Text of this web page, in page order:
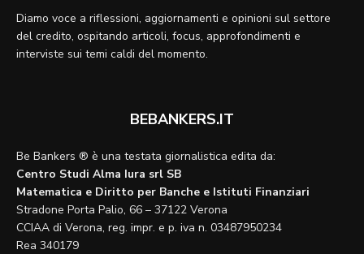
Diamo voce a riflessioni, aggiornamenti e opinioni sul settore
del credito, ospitando articoli, focus, approfondimenti e
interviste sui temi caldi del momento.
BEBANKERS.IT
Be Bankers ® è una testata giornalistica edita da:
Centro Studi Alma Iura srl SB
Matematica e Diritto per Banche e Istituti Finanziari
Stradone Porta Palio, 66 – 37122 Verona
CCIAA di Verona, reg. impr. e p. iva n. 03487950234
Rea 340179